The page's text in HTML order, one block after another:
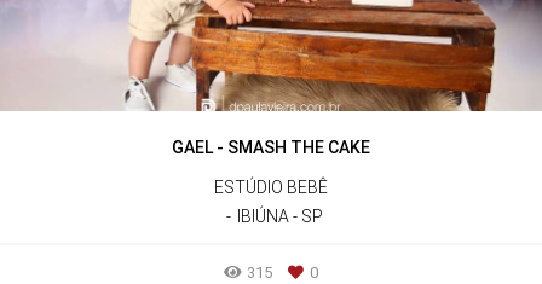
GAEL - SMASH THE CAKE
ESTÚDIO BEBÊ
IBIÚNA - SP
315 0